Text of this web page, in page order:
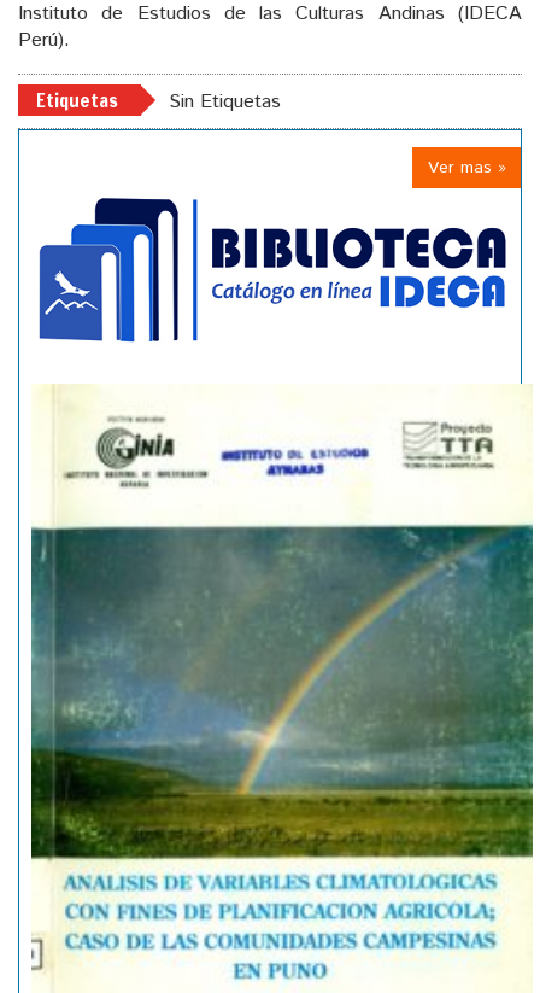
Instituto de Estudios de las Culturas Andinas (IDECA
Perú).
Etiquetas Sin Etiquetas
Ver mas »